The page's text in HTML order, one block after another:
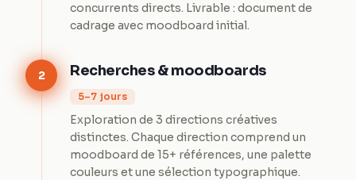
concurrents directs. Livrable : document de
cadrage avec moodboard initial.
2 Recherches & moodboards
5–7 jours
Exploration de 3 directions créatives
distinctes. Chaque direction comprend un
moodboard de 15+ références, une palette
couleurs et une sélection typographique.